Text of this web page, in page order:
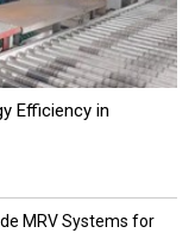
Efficiency in
MRV Systems for